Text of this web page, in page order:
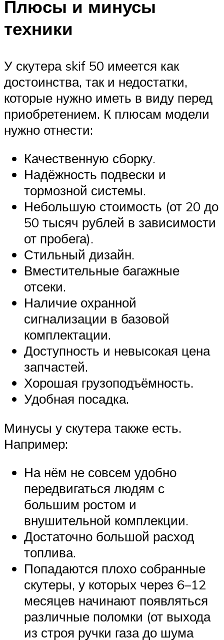
Плюсы и минусы
техники
У скутера skif 50 имеется как
достоинства, так и недостатки,
которые нужно иметь в виду перед
приобретением. К плюсам модели
нужно отнести:
Качественную сборку.
Надёжность подвески и
тормозной системы.
Небольшую стоимость (от 20 до
50 тысяч рублей в зависимости
от пробега).
Стильный дизайн.
Вместительные багажные
отсеки.
Наличие охранной
сигнализации в базовой
комплектации.
Доступность и невысокая цена
запчастей.
Хорошая грузоподъёмность.
Удобная посадка.
Минусы у скутера также есть.
Например:
На нём не совсем удобно
передвигаться людям с
большим ростом и
внушительной комплекции.
Достаточно большой расход
топлива.
Попадаются плохо собранные
скутеры, у которых через 6–12
месяцев начинают появляться
различные поломки (от выхода
из строя ручки газа до шума